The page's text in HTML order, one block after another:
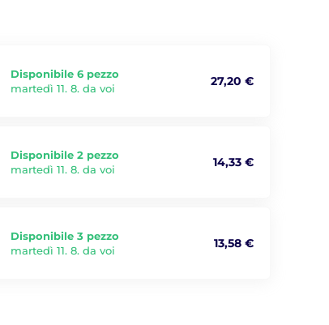
Disponibile 6 pezzo
martedì 11. 8. da voi
27,20 €
Disponibile 2 pezzo
martedì 11. 8. da voi
14,33 €
Disponibile 3 pezzo
martedì 11. 8. da voi
13,58 €